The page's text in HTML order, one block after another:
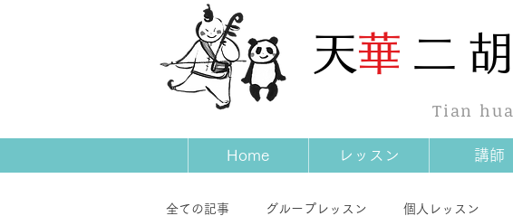
​天華 二
Tian
Home レッスン 講師
全ての記事 グループレッスン 個人レッスン